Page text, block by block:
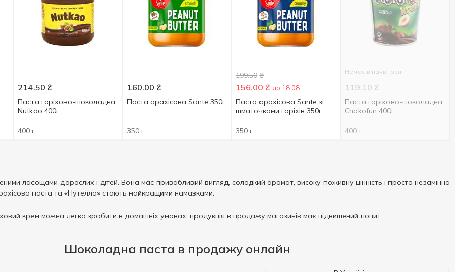
214.50 ₴
Паста горіхово-шоколадна
Nutkao 400г
400 г
160.00 ₴
Паста арахісова Sante 350г
350 г
199.50 ₴
156.00 ₴ до 18.08
Паста арахісова Sante зі
шматочками горіхів 350г
350 г
Немає в наявності
119.10 ₴
Паста горіхово-шоколадна
Chokofun 400г
400 г
ласощами дорослих і дітей. Вона має привабливий вигляд, солодкий аромат, високу поживну цінність і просто незамінна
паста та «Нутелла» стають найкращими намазками.
крем можна легко зробити в домашніх умовах, продукція в продажу магазинів має підвищений попит.
Шоколадна паста в продажу онлайн